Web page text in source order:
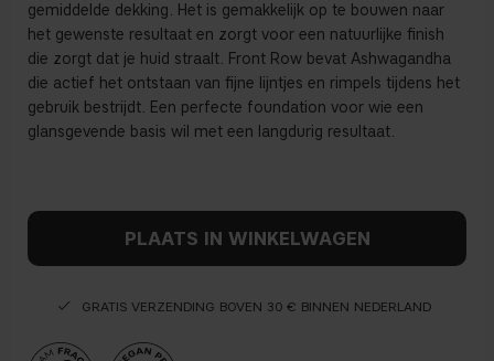
gemiddelde dekking. Het is gemakkelijk op te bouwen naar
het gewenste resultaat en zorgt voor een natuurlijke finish
die zorgt dat je huid straalt. Front Row bevat Ashwagandha
die actief het ontstaan van fijne lijntjes en rimpels tijdens het
gebruik bestrijdt. Een perfecte foundation voor wie een
glansgevende basis wil met een langdurig resultaat.
PLAATS IN WINKELWAGEN
GRATIS VERZENDING BOVEN 30 € BINNEN NEDERLAND